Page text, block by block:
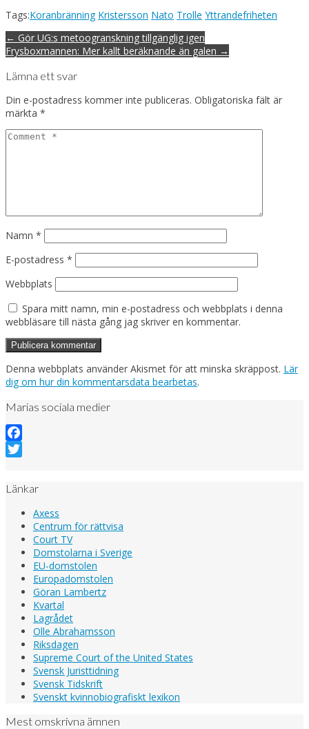
Tags:Koranbränning Kristersson Nato Trolle Yttrandefriheten
Post
navigation
← Gör UG:s metoogranskning tillgänglig igen
Frysboxmannen: Mer kallt beräknande än galen →
Lämna ett svar
Din e-postadress kommer inte publiceras. Obligatoriska fält är
märkta *
Namn *
E-postadress *
Webbplats
Spara mitt namn, min e-postadress och webbplats i denna
webbläsare till nästa gång jag skriver en kommentar.
Denna webbplats använder Akismet för att minska skräppost. Lär
dig om hur din kommentarsdata bearbetas.
Marias sociala medier
Facebook
Länkar
Axess
Centrum för rättvisa
Court TV
Domstolarna i Sverige
EU-domstolen
Europadomstolen
Göran Lambertz
Kvartal
Lagrådet
Olle Abrahamsson
Riksdagen
Supreme Court of the United States
Svensk Juristtidning
Svensk Tidskrift
Svenskt kvinnobiografiskt lexikon
Mest omskrivna ämnen